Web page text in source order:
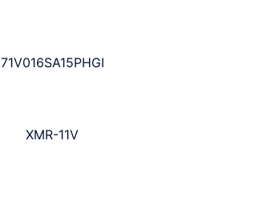
71V016SA15PHGI
XMR-11V